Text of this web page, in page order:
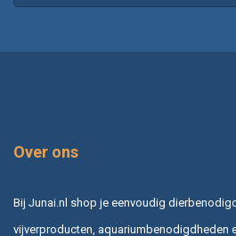
Over ons
Bij Junai.nl shop je eenvoudig
vijverproducten, aquariumbenodigdheden